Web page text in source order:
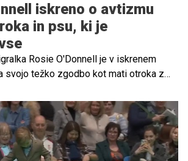
iskreno o avtizmu
in psu, ki je
Rosie O'Donnell je v iskrenem
svojo težko zgodbo kot mati otroka z
in zapiranjem vase – vse
ni stopila službena psička Kuma.